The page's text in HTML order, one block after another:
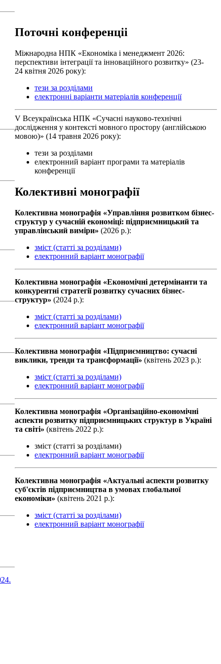
Поточні конференціі
Міжнародна НПК «Економіка і менеджмент 2026:
перспективи інтеграції та інноваційного розвитку» (23-
24 квітня 2026 року):
тези за розділами
електронні варіанти матеріалів конференції
V Всеукраїнська НПК «Сучасні науково-технічні
дослідження у контексті мовного простору (англійською
мовою)» (14 травня 2026 року):
тези за розділами
електронний варіант програми та матеріалів
конференції
Колективні монографії
Колективна монографiя «Управління розвитком бізнес-
структур у сучасній економіці: підприємницький та
управлінський виміри» (2026 р.):
зміст (статті за розділами)
електронний варіант монографії
Колективна монографiя «Економічні детермінанти та
конкурентні стратегії розвитку сучасних бізнес-
структур» (2024 р.):
зміст (статті за розділами)
електронний варіант монографії
Колективна монографiя «Підприємництво: сучасні
виклики, тренди та трансформації» (квiтень 2023 р.):
зміст (статті за розділами)
електронний варіант монографії
Колективна монографiя «Організаційно-економічні
аспекти розвитку підприємницьких структур в Україні
та світі» (квiтень 2022 р.):
зміст (статті за розділами)
електронний варіант монографії
Колективна монографiя «Актуальні аспекти розвитку
суб'єктів підприємництва в умовах глобальної
економіки» (квiтень 2021 р.):
зміст (статті за розділами)
електронний варіант монографії